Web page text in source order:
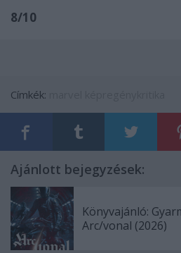
8/10
Címkék:
Ajánlott bejegyzések:
Könyvajánló:
Arc/vonal (2026)